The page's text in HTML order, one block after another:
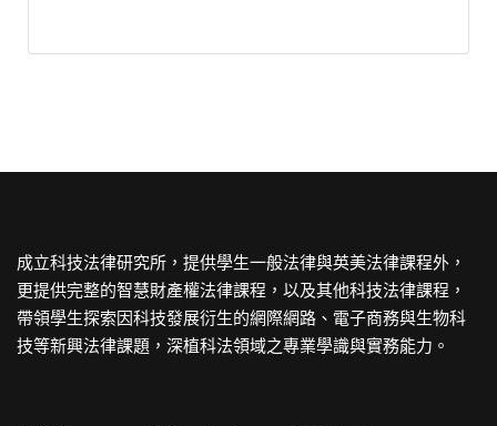
成立科技法律研究所，提供學生一般法律與英美法律課程外，
更提供完整的智慧財產權法律課程，以及其他科技法律課程，
帶領學生探索因科技發展衍生的網際網路、電子商務與生物科
技等新興法律課題，深植科法領域之專業學識與實務能力。